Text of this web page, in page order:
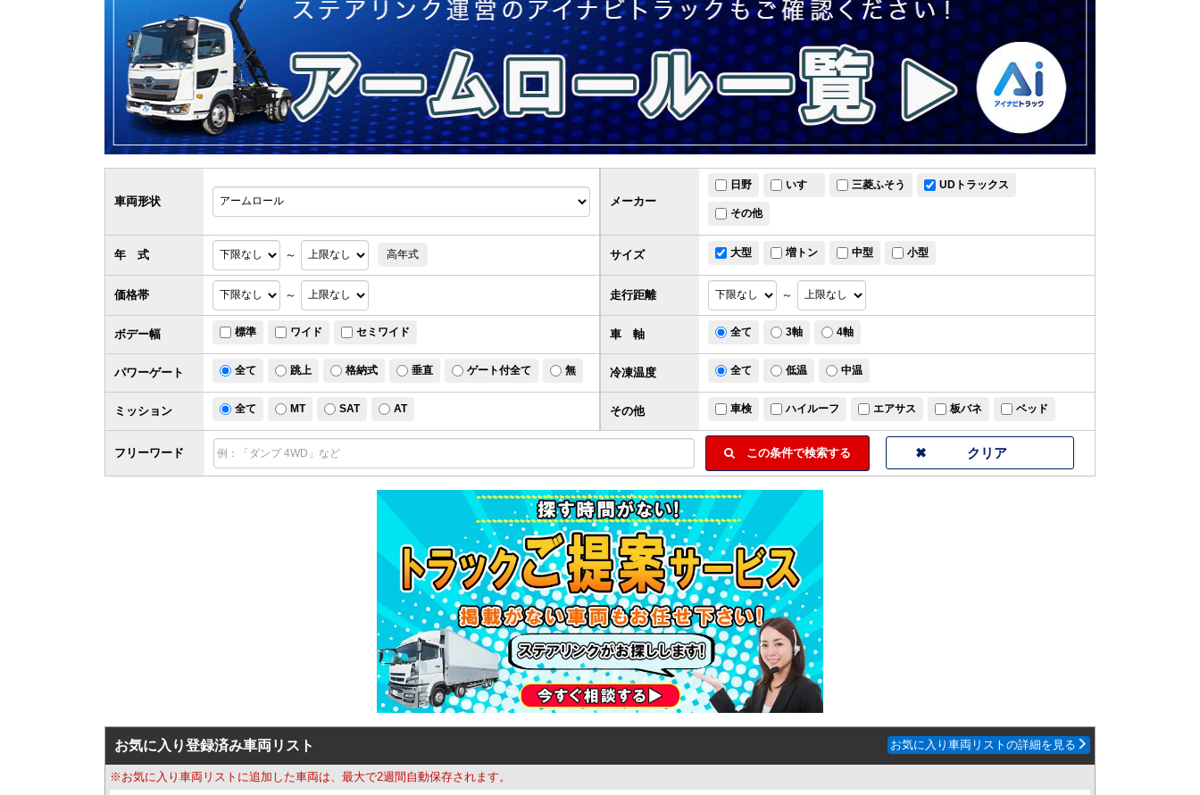
車両形状
サイズ 大型 増トン 中型 小型
価格帯 ～
フリーワード この条件で検索する
メーカー
日野 いすゞ 三菱ふそう UDトラックス
その他
年 式 ～ 高年式
走行距離 ～
ボデー幅 標準 ワイド セミワイド 車 軸 全て 3軸 4軸
パワーゲート 全て 跳上 格納式 垂直 ゲート付全て 無 冷凍温度 全て 低温 中温
ミッション 全て MT SAT AT その他 車検 ハイルーフ エアサス 板バネ ベッド
お気に入り登録済み車両リスト お気に入り車両リストの詳細を見る
※お気に入り車両リストに追加した車両は、最大で2週間自動保存されます。